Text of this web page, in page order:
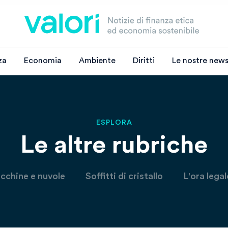
Economia Ambiente Diritti Le nostre
ESPLORA
Le altre rubriche
e nuvole Soffitti di cristallo L'ora